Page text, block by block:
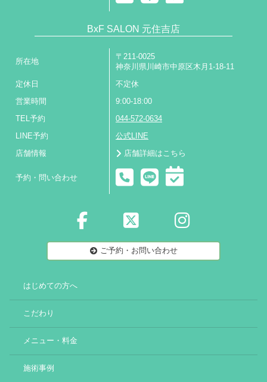
BxF SALON 元住吉店
所在地
〒211-0025
神奈川県川崎市中原区木月1-18-11
定休日 不定休
営業時間 9:00-18:00
TEL予約 044-572-0634
LINE予約 公式LINE
店舗情報 店舗詳細はこちら
予約・問い合わせ
ご予約・お問い合わせ
はじめての方へ
こだわり
メニュー・料金
施術事例